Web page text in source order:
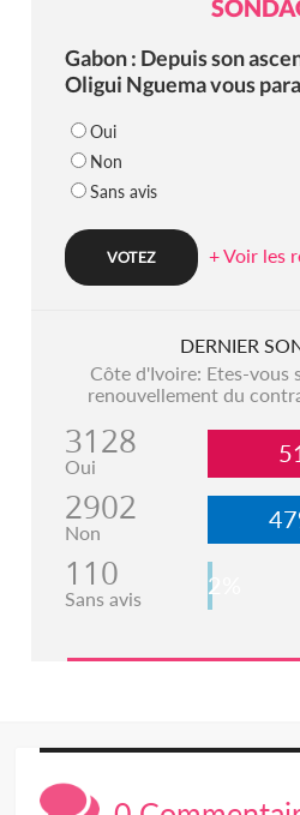
Gabon : Depuis son
Oligui Nguema vous
Oui
Non
Sans avis
+ Voir les
DERNIER
Côte d'Ivoire: Etes-vous
renouvellement du
3128
Oui
2902
Non
110
Sans avis 2%